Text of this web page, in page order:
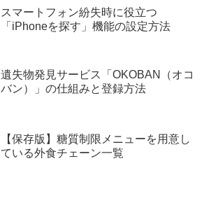
スマートフォン紛失時に役立つ
「iPhoneを探す」機能の設定方法
遺失物発見サービス「OKOBAN（オコ
バン）」の仕組みと登録方法
【保存版】糖質制限メニューを用意し
ている外食チェーン一覧